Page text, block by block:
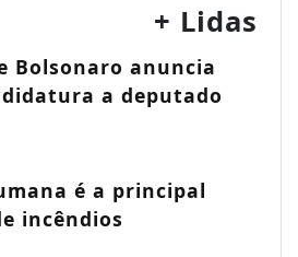
+ Lidas
Bolsonaro anuncia
a deputado
é a principal
incêndios